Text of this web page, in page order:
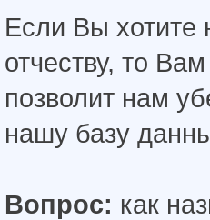
Если Вы хотите
отчеству, то
позволит нам
нашу базу
Вопрос: как